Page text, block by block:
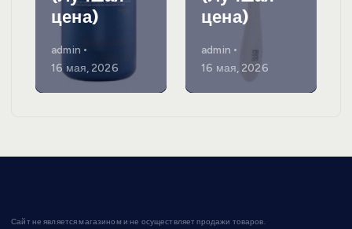
цена)
admin
16 мая, 2026
цена)
admin
16 мая, 2026
Сайт не является магазином и не осуществляет продажи товаров.